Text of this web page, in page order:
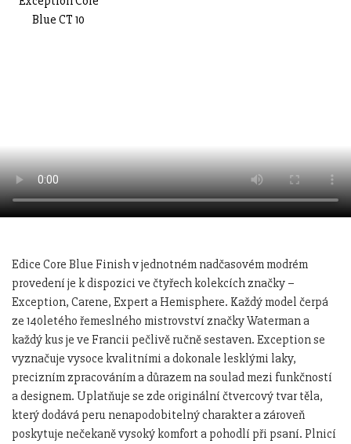
Edice Core Blue Finish v jednotném nadčasovém modrém
provedení je k dispozici ve čtyřech kolekcích značky –
Exception, Carene, Expert a Hemisphere. Každý model čerpá
ze 140letého řemeslného mistrovství značky Waterman a
každý kus je ve Francii pečlivě ručně sestaven. Exception se
vyznačuje vysoce kvalitními a dokonale lesklými laky,
precizním zpracováním a důrazem na soulad mezi funkčností
a designem. Uplatňuje se zde originální čtvercový tvar těla,
který dodává peru nenapodobitelný charakter a zároveň
poskytuje nečekaně vysoký komfort a pohodlí při psaní. Plnicí